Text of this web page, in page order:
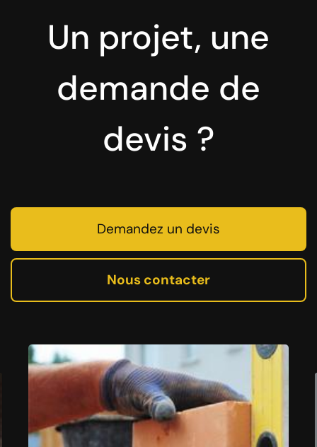
Un projet, une
demande de
devis ?
Demandez un devis
Nous contacter